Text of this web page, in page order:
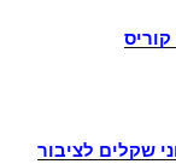
שקלים לציבור